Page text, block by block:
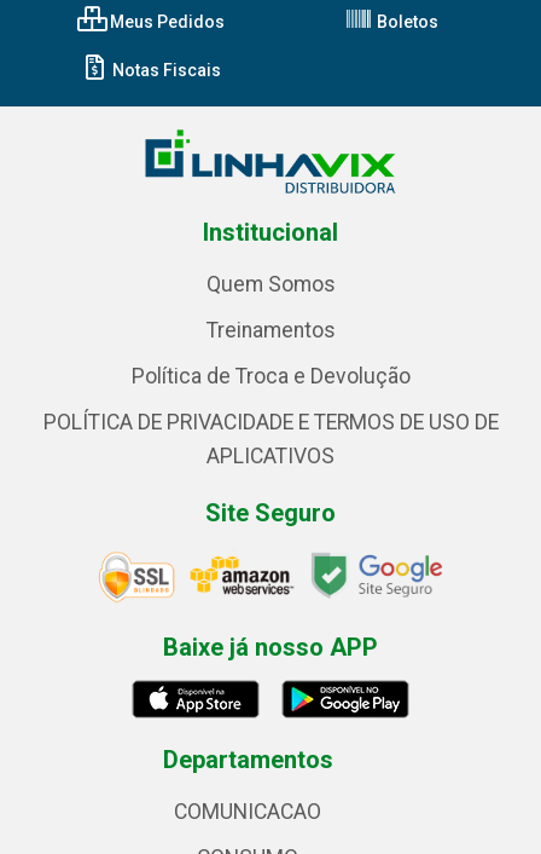
Meus Pedidos Boletos
Notas Fiscais
Institucional
Quem Somos
Treinamentos
Política de Troca e Devolução
POLÍTICA DE PRIVACIDADE E TERMOS DE USO DE
APLICATIVOS
Site Seguro
Baixe já nosso APP
Departamentos
COMUNICACAO